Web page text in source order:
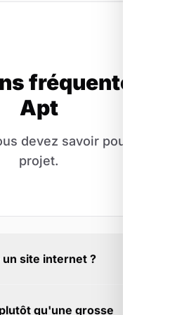
fréquentes à
Apt
devez savoir pour votre
projet.
site internet ?
le vrai coût dès le
qu'une grosse